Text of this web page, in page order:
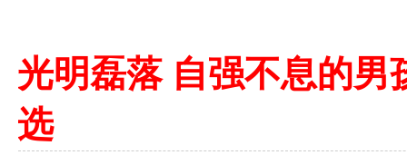
光明磊落 自强不息的男
选